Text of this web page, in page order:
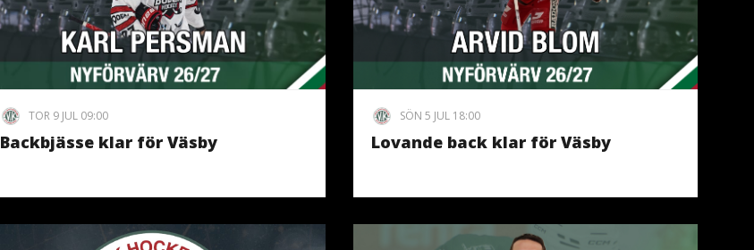
TOR 9 JUL 09:00
Backbjässe klar för Väsby
SÖN 5 JUL 18:00
Lovande back klar för Väsby